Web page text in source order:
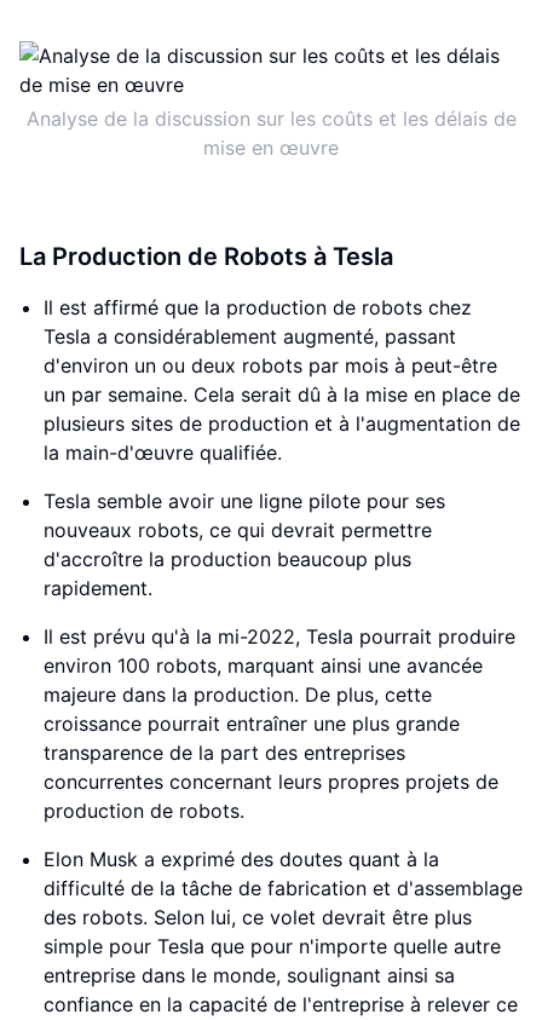
Analyse de la discussion sur les coûts et les délais de
mise en œuvre
La Production de Robots à Tesla
Il est affirmé que la production de robots chez
Tesla a considérablement augmenté, passant
d'environ un ou deux robots par mois à peut-être
un par semaine. Cela serait dû à la mise en place de
plusieurs sites de production et à l'augmentation de
la main-d'œuvre qualifiée.
Tesla semble avoir une ligne pilote pour ses
nouveaux robots, ce qui devrait permettre
d'accroître la production beaucoup plus
rapidement.
Il est prévu qu'à la mi-2022, Tesla pourrait produire
environ 100 robots, marquant ainsi une avancée
majeure dans la production. De plus, cette
croissance pourrait entraîner une plus grande
transparence de la part des entreprises
concurrentes concernant leurs propres projets de
production de robots.
Elon Musk a exprimé des doutes quant à la
difficulté de la tâche de fabrication et d'assemblage
des robots. Selon lui, ce volet devrait être plus
simple pour Tesla que pour n'importe quelle autre
entreprise dans le monde, soulignant ainsi sa
confiance en la capacité de l'entreprise à relever ce